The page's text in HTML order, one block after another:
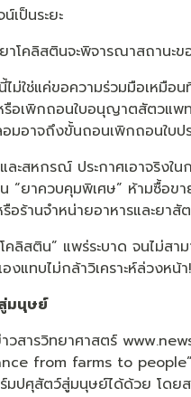
เป็นระยะ
โคลิสตินจะพิจารณาสถานะ
ใช่แค่ขอความร่วมมือเหมือ
รือเพิกถอนใบอนุญาตสัตวแ
อมอาจถึงขั้นถอนเพิกถอนใบ
ะสหกรณ์ ประกาศเอาจริงใ
“ยาควบคุมพิเศษ” ห้ามซื้อข
ร้านจำหน่ายอาหารและยาสั
ลิสติน” แพร่ระบาด จนไม่ส
งแทบไม่กล้าวิเคราะห์ล่วงหน้า!
มนุษย์
สารวิทยาศาสตร์
from farms to
มปศุสัตว์สู่มนุษย์ได้ด้วย โดย